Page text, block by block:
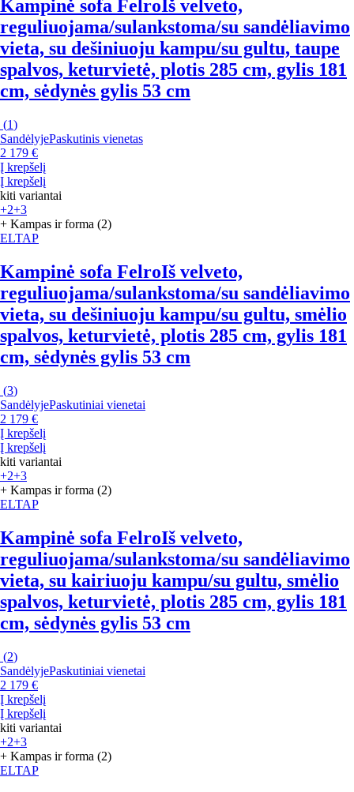
Kampinė sofa FelroIš velveto,
reguliuojama/sulankstoma/su sandėliavimo
vieta, su dešiniuoju kampu/su gultu, taupe
spalvos, keturvietė, plotis 285 cm, gylis 181
cm, sėdynės gylis 53 cm
(1)
SandėlyjePaskutinis vienetas
2 179 €
Į krepšelį
Į krepšelį
kiti variantai
+2+3
+ Kampas ir forma (2)
ELTAP
Kampinė sofa FelroIš velveto,
reguliuojama/sulankstoma/su sandėliavimo
vieta, su dešiniuoju kampu/su gultu, smėlio
spalvos, keturvietė, plotis 285 cm, gylis 181
cm, sėdynės gylis 53 cm
(3)
SandėlyjePaskutiniai vienetai
2 179 €
Į krepšelį
Į krepšelį
kiti variantai
+2+3
+ Kampas ir forma (2)
ELTAP
Kampinė sofa FelroIš velveto,
reguliuojama/sulankstoma/su sandėliavimo
vieta, su kairiuoju kampu/su gultu, smėlio
spalvos, keturvietė, plotis 285 cm, gylis 181
cm, sėdynės gylis 53 cm
(2)
SandėlyjePaskutiniai vienetai
2 179 €
Į krepšelį
Į krepšelį
kiti variantai
+2+3
+ Kampas ir forma (2)
ELTAP